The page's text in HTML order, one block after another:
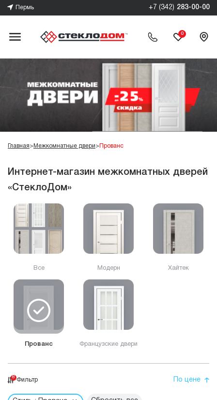
Пермь +7 (342) 283-00-00
0
Главная> Межкомнатные двери> Прованс
Интернет-магазин межкомнатных дверей
«СтеклоДом»
Все Модерн Хайтек
Прованс Французские двери
По цене
8
Фильтр